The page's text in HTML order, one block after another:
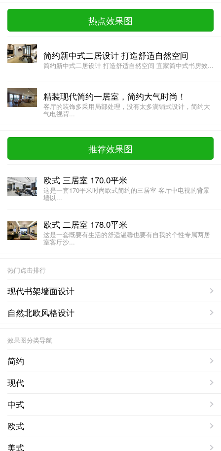
热点效果图
简约新中式二居设计 打造舒适自然空间
简约新中式二居设计 打造舒适自然空间 宜家简中式书房效...
精装现代简约一居室，简约大气时尚！
客厅的装饰多采用局部处理，没有太多满铺式设计，简约大
气电视背...
推荐效果图
欧式 三居室 170.0平米
这是一套170平米时尚欧式简约的三居室 客厅中电视的背景
墙以...
欧式 二居室 178.0平米
这是一套既要有生活的舒适温馨也要有自我的个性专属两居
室客厅沙...
热门点击排行
现代书架墙面设计
自然北欧风格设计
效果图分类导航
简约
现代
中式
欧式
美式